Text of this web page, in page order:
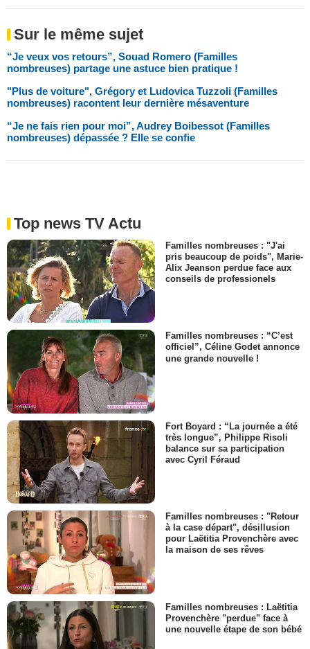
Sur le même sujet
“Je veux vos retours”, Souad Romero (Familles
nombreuses) partage une astuce bien pratique !
"Plus de voiture", Grégory et Ludovica Tuzzoli (Familles
nombreuses) racontent leur dernière mésaventure
“Je ne fais rien pour moi”, Audrey Boibessot (Familles
nombreuses) dépassée ? Elle se confie
Top news TV Actu
Familles nombreuses : "J'ai
pris beaucoup de poids", Marie-
Alix Jeanson perdue face aux
conseils de professionels
Familles nombreuses : “C’est
officiel”, Céline Godet annonce
une grande nouvelle !
Fort Boyard : “La journée a été
très longue”, Philippe Risoli
balance sur sa participation
avec Cyril Féraud
Familles nombreuses : "Retour
à la case départ", désillusion
pour Laëtitia Provenchère avec
la maison de ses rêves
Familles nombreuses : Laëtitia
Provenchère "perdue" face à
une nouvelle étape de son bébé